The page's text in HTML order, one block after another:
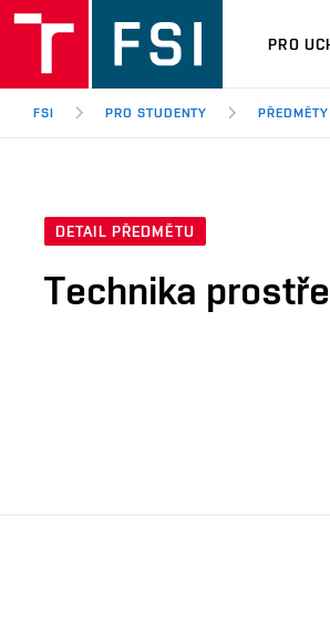
PRO
FSI PRO STUDENTY PŘEDMĚTY
DETAIL PŘEDMĚTU
Technika